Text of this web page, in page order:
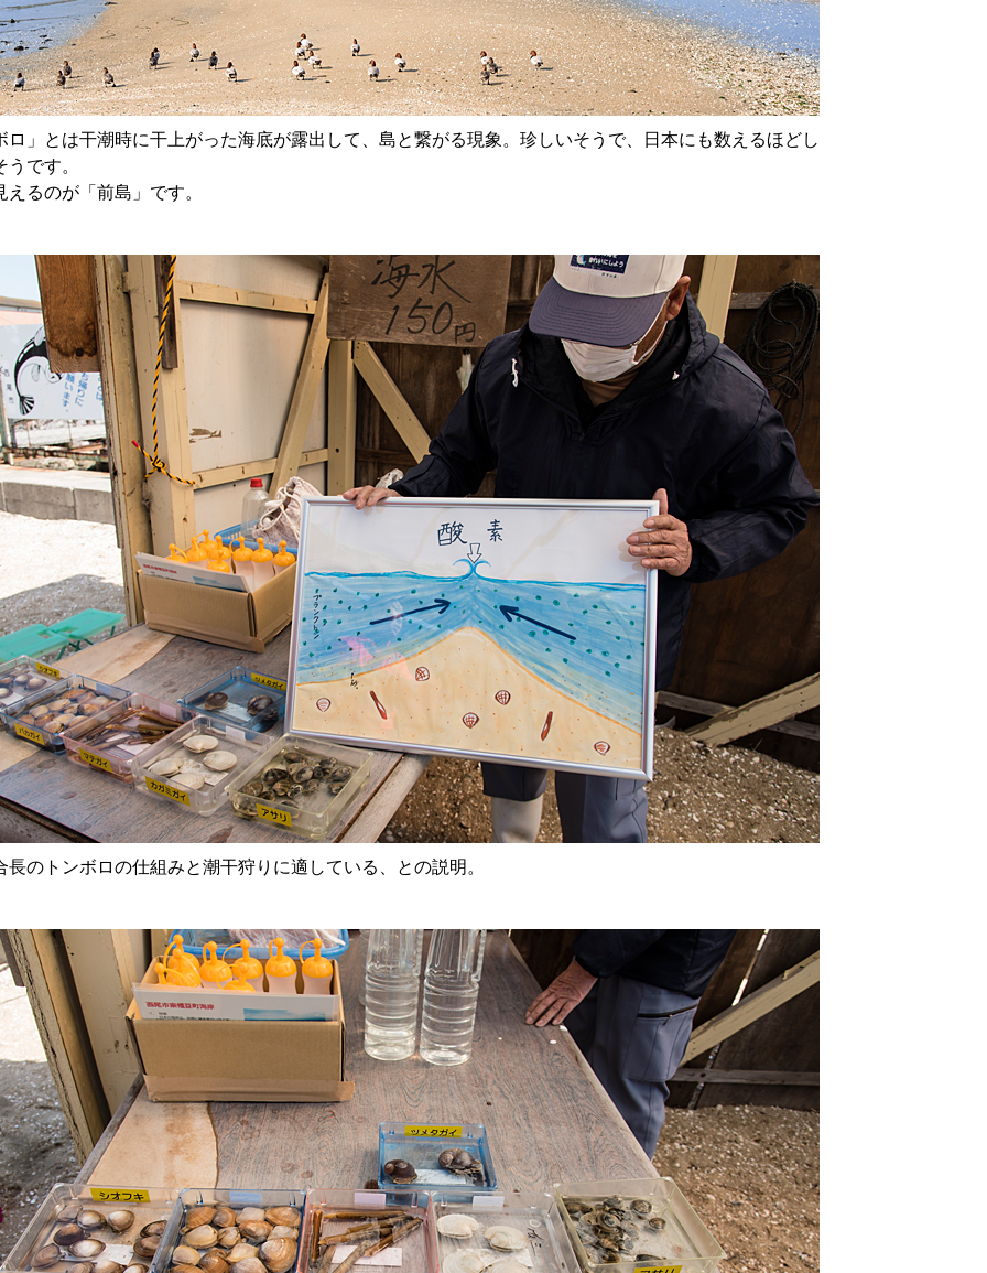
ロ」とは干潮時に干上がった海底が露出して、島と繋がる現象。珍しいそうで、日本にも数えるほどし
です。
えるのが「前島」です。
長のトンボロの仕組みと潮干狩りに適している、との説明。